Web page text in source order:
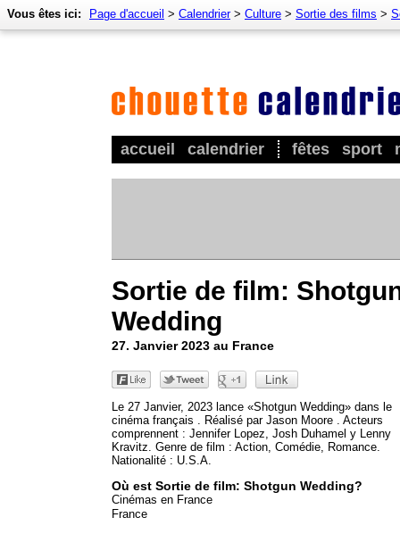
accueil calendrier fêtes sport
Vous êtes ici: Page d'accueil > Calendrier> Culture > Sortie des films >
Sortie de film:
Wedding
27. Janvier 2023 au France
Le 27 Janvier, 2023 lance «Shotgun Wedding» dans le
cinéma français . Réalisé par Jason Moore . Acteurs
comprennent : Jennifer Lopez, Josh Duhamel y Lenny
Kravitz. Genre de film : Action, Comédie, Romance.
Nationalité : U.S.A.
Où est Sortie de film: Shotgun Wedding?
Cinémas en France
France